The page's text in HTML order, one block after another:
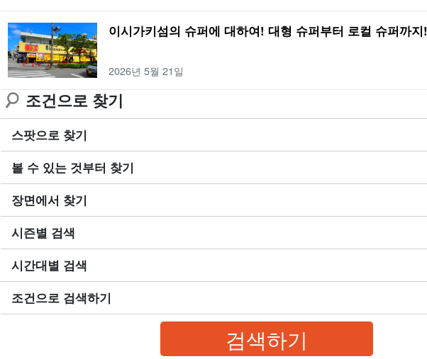
이시가키섬의 슈퍼에 대하여! 대형 슈퍼부터 로컬 슈퍼까지!
2026년 5월 21일
조건으로 찾기
스팟으로 찾기
볼 수 있는 것부터 찾기
장면에서 찾기
시즌별 검색
시간대별 검색
조건으로 검색하기